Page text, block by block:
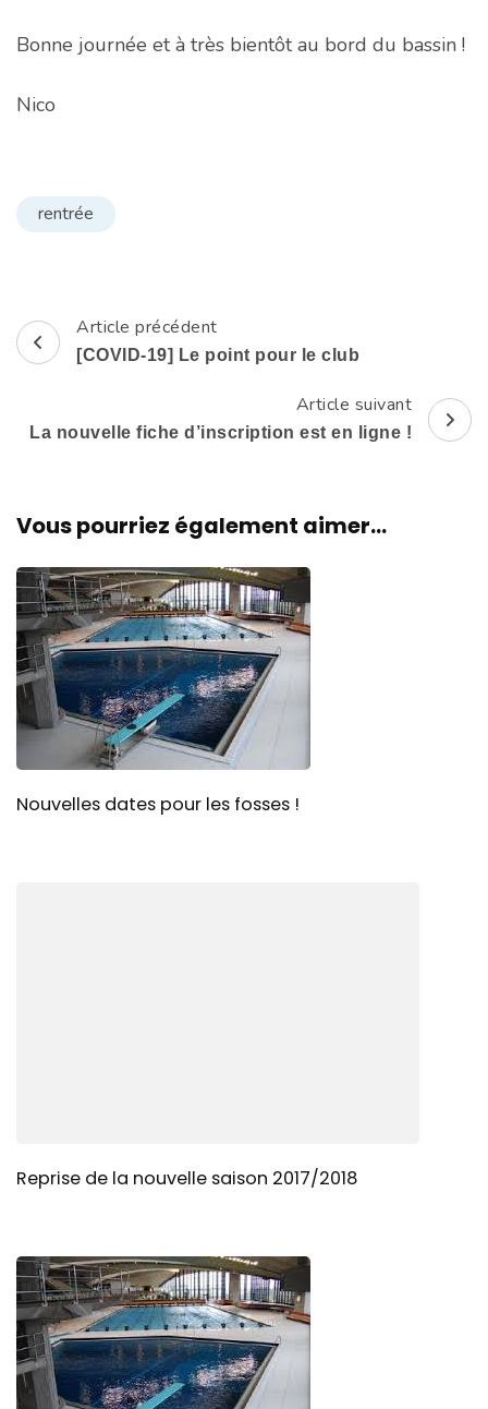
Bonne journée et à très bientôt au bord du bassin !
Nico
rentrée
Navigation
Article précédent
[COVID-19] Le point pour le club
Article suivant
La nouvelle fiche d’inscription est en ligne !
Vous pourriez également aimer...
Nouvelles dates pour les fosses !
Reprise de la nouvelle saison 2017/2018